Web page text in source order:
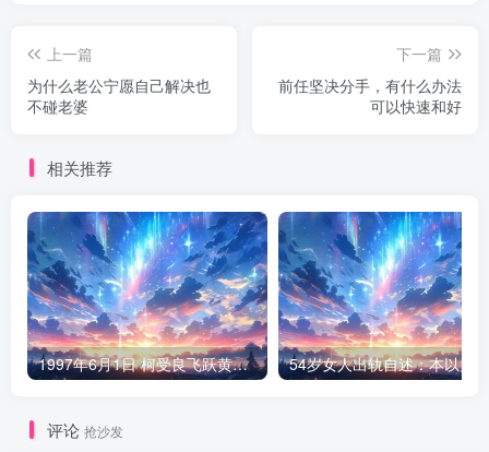
上一篇
为什么老公宁愿自己解决也
不碰老婆
下一篇
前任坚决分手，有什么办法
可以快速和好
相关推荐
1997年6月1日 柯受良飞跃黄河现场
评论 抢沙发